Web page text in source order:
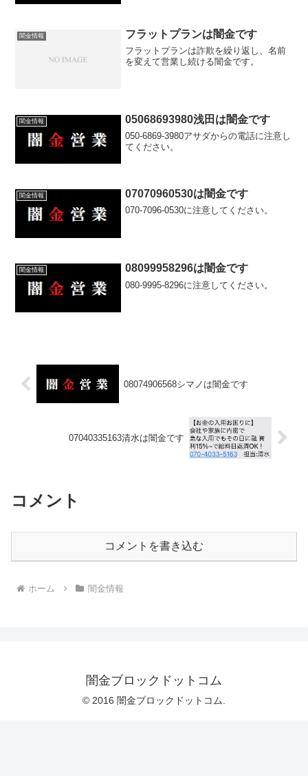
闇金情報 フラットプランは闇金です
フラットプランは詐欺を繰り返し、名前
を変えて営業し続ける闇金です。
闇金情報 05068693980浅田は闇金です
050-6869-3980アサダからの電話に注意し
てください。
闇金情報 07070960530は闇金です
070-7096-0530に注意してください。
闇金情報 08099958296は闇金です
080-9995-8296に注意してください。
08074906568シマノは闇金です
07040335163清水は闇金です
コメント
コメントを書き込む
ホーム 闇金情報
闇金ブロックドットコム
© 2016 闇金ブロックドットコム.